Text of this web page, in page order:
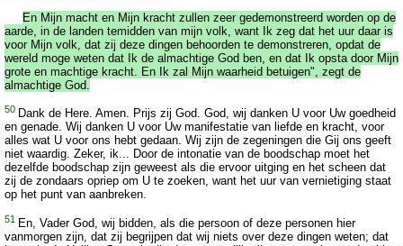
En Mijn macht en Mijn kracht zullen zeer gedemonstreerd worden op de
aarde, in de landen temidden van mijn volk, want Ik zeg dat het uur daar is
voor Mijn volk, dat zij deze dingen behoorden te demonstreren, opdat de
wereld moge weten dat Ik de almachtige God ben, en dat Ik opsta door Mijn
grote en machtige kracht. En Ik zal Mijn waarheid betuigen", zegt de
almachtige God.
50 Dank de Here. Amen. Prijs zij God. God, wij danken U voor Uw goedheid
en genade. Wij danken U voor Uw manifestatie van liefde en kracht, voor
alles wat U voor ons hebt gedaan. Wij zijn de zegeningen die Gij ons geeft
niet waardig. Zeker, ik... Door de intonatie van de boodschap moet het
dezelfde boodschap zijn geweest als die ervoor uitging en het scheen dat
zij de zondaars opriep om U te zoeken, want het uur van vernietiging staat
op het punt van aanbreken.
51 En, Vader God, wij bidden, als die persoon of deze personen hier
vanmorgen zijn, dat zij begrijpen dat wij niets over deze dingen weten; dat